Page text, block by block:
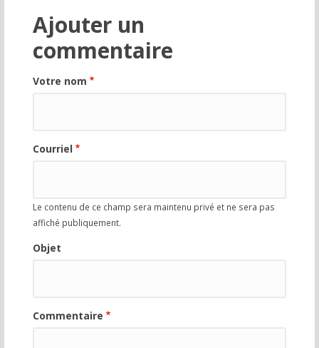
Ajouter un
commentaire
Votre nom
Courriel
Le contenu de ce champ sera maintenu privé et ne sera pas
affiché publiquement.
Objet
Commentaire